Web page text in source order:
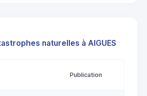
naturelles à AIGUES
Publication